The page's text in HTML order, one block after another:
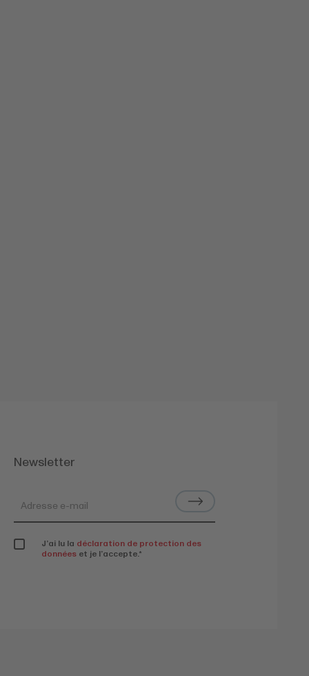
Newsletter
J’ai lu la déclaration de protection des
données et je l’accepte.*